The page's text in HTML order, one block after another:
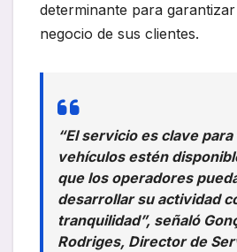
determinante para
negocio de sus clientes.
“El servicio es clave
vehículos estén
que los operadores
desarrollar su actividad
tranquilidad”, señaló
Rodriges, Director de